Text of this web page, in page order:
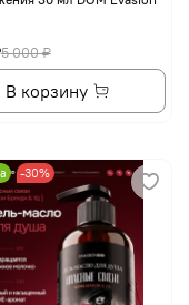
5 000 ₽
В корзину
-30%